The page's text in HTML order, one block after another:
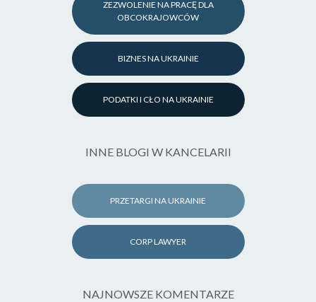
ZEZWOLENIE NA PRACĘ DLA
OBCOKRAJOWCÓW
BIZNES NA UKRAINIE
PODATKI I CŁO NA UKRAINIE
INNE BLOGI W KANCELARII
PRZETARGI NA UKRAINIE
CORP LAWYER
NAJNOWSZE KOMENTARZE